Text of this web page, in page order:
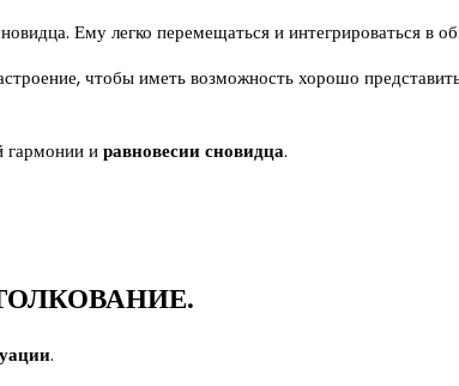
Ему легко перемещаться и интегрироваться в
чтобы иметь возможность хорошо
гармонии иравновесии сновидца.
.